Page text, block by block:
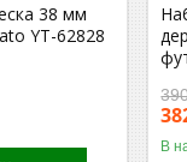
38 мм
YT-62828
В